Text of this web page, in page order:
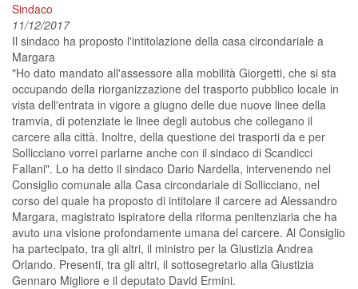
Sindaco
11/12/2017
Il sindaco ha proposto l'intitolazione della casa circondariale a
Margara
"Ho dato mandato all'assessore alla mobilità Giorgetti, che si sta
occupando della riorganizzazione del trasporto pubblico locale in
vista dell'entrata in vigore a giugno delle due nuove linee della
tramvia, di potenziate le linee degli autobus che collegano il
carcere alla città. Inoltre, della questione dei trasporti da e per
Sollicciano vorrei parlarne anche con il sindaco di Scandicci
Fallani". Lo ha detto il sindaco Dario Nardella, intervenendo nel
Consiglio comunale alla Casa circondariale di Sollicciano, nel
corso del quale ha proposto di intitolare il carcere ad Alessandro
Margara, magistrato ispiratore della riforma penitenziaria che ha
avuto una visione profondamente umana del carcere. Al Consiglio
ha partecipato, tra gli altri, il ministro per la Giustizia Andrea
Orlando. Presenti, tra gli altri, il sottosegretario alla Giustizia
Gennaro Migliore e il deputato David Ermini.